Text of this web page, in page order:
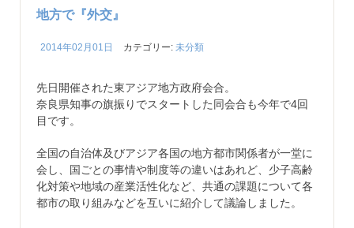
地方で『外交』
2014年02月01日 カテゴリー:未分類
先日開催された東アジア地方政府会合。
奈良県知事の旗振りでスタートした同会合も今年で4回
目です。
全国の自治体及びアジア各国の地方都市関係者が一堂に
会し、国ごとの事情や制度等の違いはあれど、少子高齢
化対策や地域の産業活性化など、共通の課題について各
都市の取り組みなどを互いに紹介して議論しました。